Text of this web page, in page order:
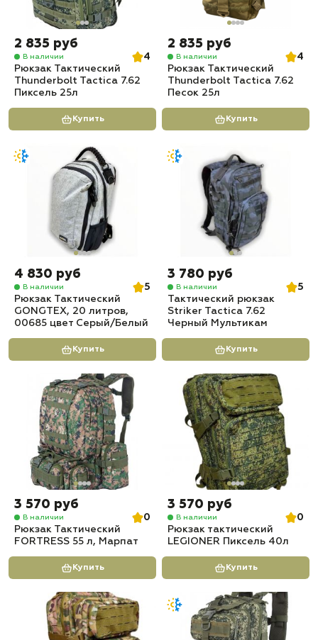
2 835 руб
В наличии
4
Рюкзак Тактический
Thunderbolt Tactica 7.62
Пиксель 25л
Купить
2 835 руб
В наличии
4
Рюкзак Тактический
Thunderbolt Tactica 7.62
Песок 25л
Купить
4 830 руб
В наличии
5
Рюкзак Тактический
GONGTEX, 20 литров,
00685 цвет Серый/Белый
Купить
3 780 руб
В наличии
5
Тактический рюкзак
Striker Tactica 7.62
Черный Мультикам
Купить
3 570 руб
В наличии
0
Рюкзак Тактический
FORTRESS 55 л, Марпат
Купить
3 570 руб
В наличии
0
Рюкзак тактический
LEGIONER Пиксель 40л
Купить